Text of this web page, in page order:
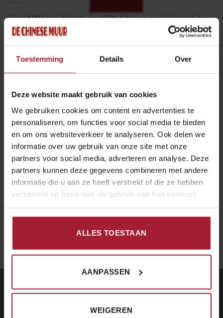
Toestemming Details Over
Deze website maakt gebruik van cookies
We gebruiken cookies om content en advertenties te
personaliseren, om functies voor social media te bieden
en om ons websiteverkeer te analyseren. Ook delen we
informatie over uw gebruik van onze site met onze
partners voor social media, adverteren en analyse. Deze
partners kunnen deze gegevens combineren met andere
informatie die u aan ze heeft verstrekt of die ze hebben
verzameld op basis van uw gebruik van hun services.
ALLES TOESTAAN
AANPASSEN
WEIGEREN
Sinds 1986 wordt restaurant “De Chinese muur” gerund door
de familie Chang. In de lange periode heeft het restaurant een
10 Online bestellen is nu mogelijk
Reacties uitgeschakeldvoor
bestellen
is
nu
23
mrt
Nieuwe Website in ontwikkeling
Nieuwe
Website
ontwikkeling
ARCHIEVEN
april 2020(1)
maart 2018(1)
CONTACT